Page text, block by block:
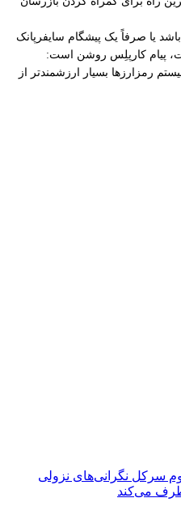
یا صرفاً یک پیشگام سایفرپانک
پیام کارپلِس روشن است:
رمزارزها بسیار ارزشمندتر از
سرکل نگرانی‌های نزولی
می‌کند